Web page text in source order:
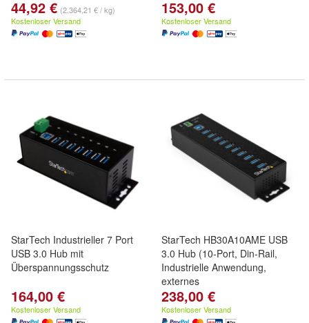
44,92 € (2.364,21 € / kg)
Kostenloser Versand
153,00 €
Kostenloser Versand
StarTech Industrieller 7 Port
USB 3.0 Hub mit
Überspannungsschutz
164,00 €
Kostenloser Versand
StarTech HB30A10AME USB
3.0 Hub (10-Port, Din-Rail,
Industrielle Anwendung,
externes
238,00 €
Kostenloser Versand